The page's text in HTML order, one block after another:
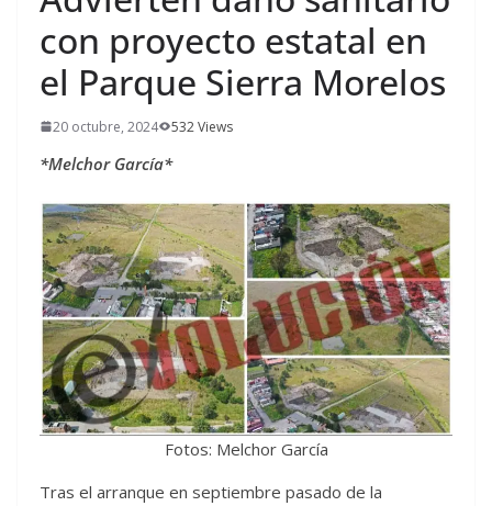
con proyecto estatal en
el Parque Sierra Morelos
20 octubre, 2024 532 Views
*Melchor García*
Fotos: Melchor García
Tras el arranque en septiembre pasado de la